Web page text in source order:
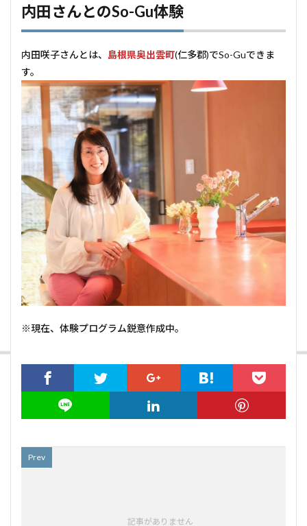
内田さんとのSo-Gu体験
内田咲子さんとは、 島根県奥出雲町(仁多郡)でSo-Guできま
す。
※現在、体験プログラム鋭意作成中。
Prev
記事がありません